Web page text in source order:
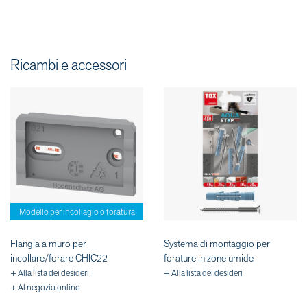
Ricambi e accessori
Modello per incollagio o foratura
Flangia a muro per
incollare/forare CHIC22
+ Alla lista dei desideri
+ Al negozio online
Systema di montaggio per
forature in zone umide
+ Alla lista dei desideri